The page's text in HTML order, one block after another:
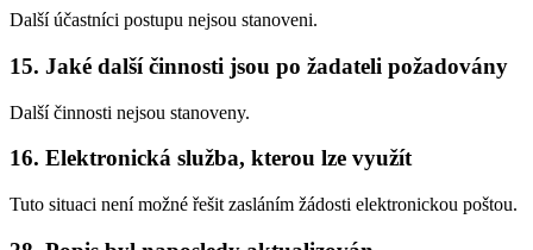
Další účastníci postupu nejsou stanoveni.
15. Jaké další činnosti jsou po žadateli požadovány
Další činnosti nejsou stanoveny.
16. Elektronická služba, kterou lze využít
Tuto situaci není možné řešit zasláním žádosti elektronickou poštou.